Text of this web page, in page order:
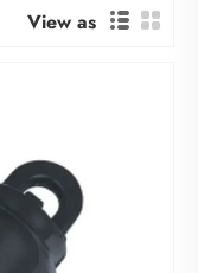
View as